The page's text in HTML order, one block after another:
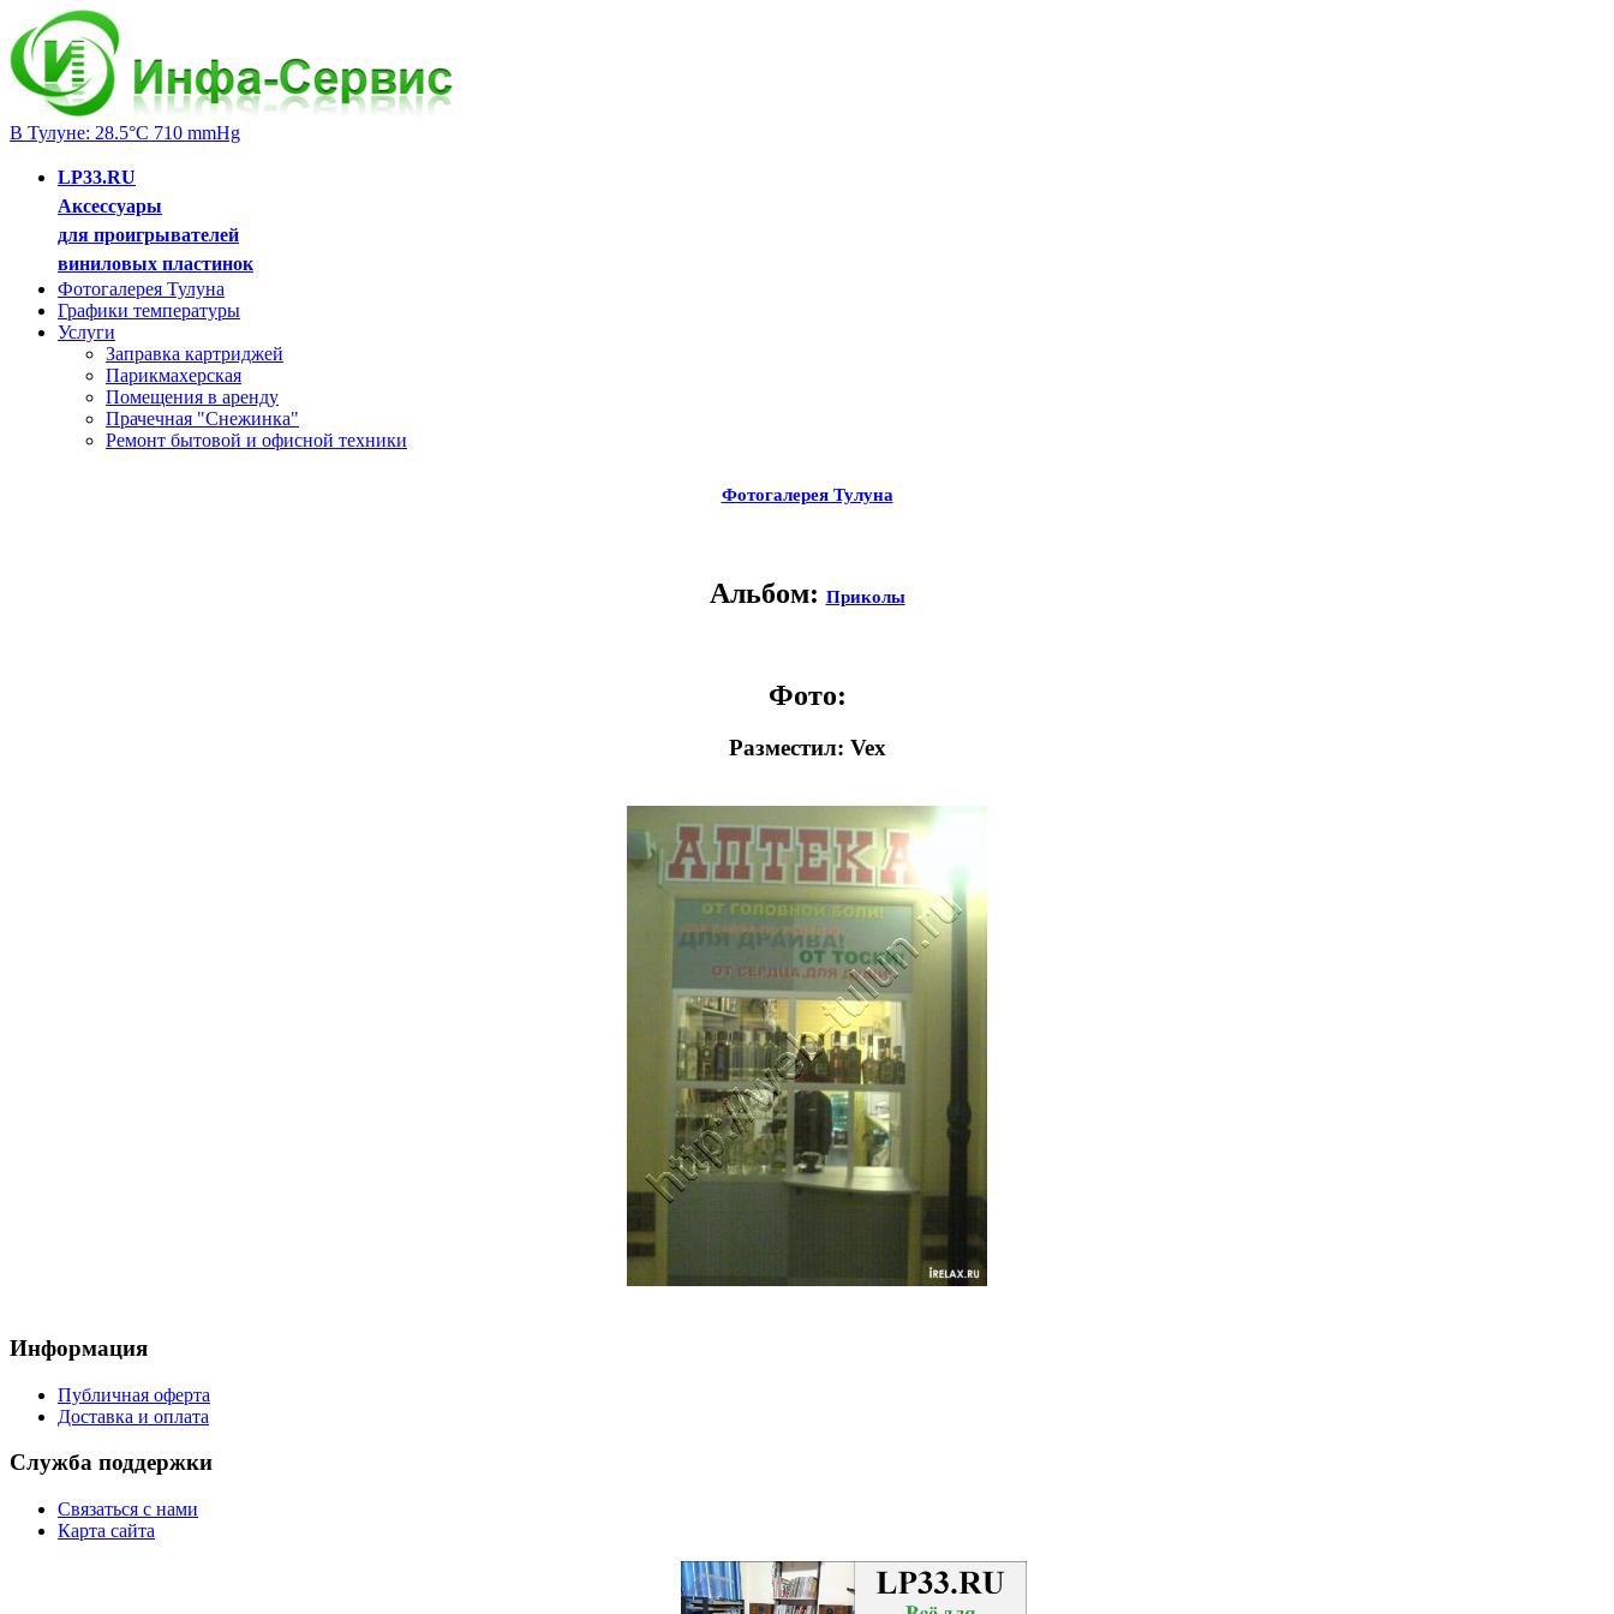
В Тулуне: 28.5°C 710 mmHg
LP33.RU
Аксессуары
для проигрывателей
виниловых пластинок
Фотогалерея Тулуна
Графики температуры
Услуги
Заправка картриджей
Парикмахерская
Помещения в аренду
Прачечная "Снежинка"
Ремонт бытовой и офисной техники
Фотогалерея Тулуна
Альбом: Приколы
Фото:
Разместил: Vex
Информация
Публичная оферта
Доставка и оплата
Служба поддержки
Связаться с нами
Карта сайта